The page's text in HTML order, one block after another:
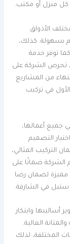
كل منزل أو مكتب.
الأذواق
بسهولة. كذلك،
توفر خدمة
تحرص الشركة على
من المشاريع
في تركيب
جميع أعمالها،
التصميم
التركيب المثالي،
الشركة ضمانًا على
مميزة لضمان رضا
في الشارقة.
أساليبها وابتكار
العالية.
المختلفة، لذلك